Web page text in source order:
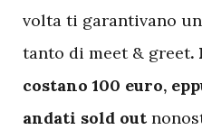
volta ti garantivano
tanto di meet & greet.
costano 100 euro,
andati sold out